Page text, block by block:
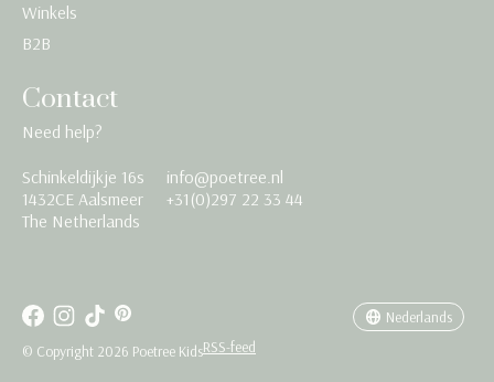
Winkels
B2B
Contact
Need help?
Schinkeldijkje 16s
1432CE Aalsmeer
The Netherlands
info@poetree.nl
+31(0)297 22 33 44
© Copyright 2026 Poetree KidsRSS-feed
Nederlands